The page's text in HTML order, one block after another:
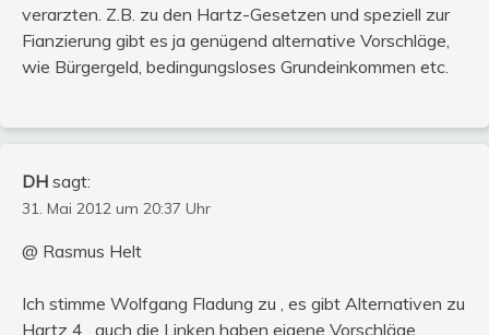
verarzten. Z.B. zu den Hartz-Gesetzen und speziell zur
Fianzierung gibt es ja genügend alternative Vorschläge,
wie Bürgergeld, bedingungsloses Grundeinkommen etc.
DH sagt:
31. Mai 2012 um 20:37 Uhr
@ Rasmus Helt
Ich stimme Wolfgang Fladung zu , es gibt Alternativen zu
Hartz 4 , auch die Linken haben eigene Vorschläge.